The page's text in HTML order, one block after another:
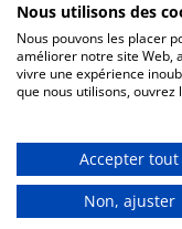
NOS
530 avenue du
04 67 58 38 57
Du lundi au
Nous utilisons des
Nous pouvons les placer
améliorer notre site Web,
vivre une expérience
que nous utilisons, ouvrez
Accepter tout
Non, ajuster